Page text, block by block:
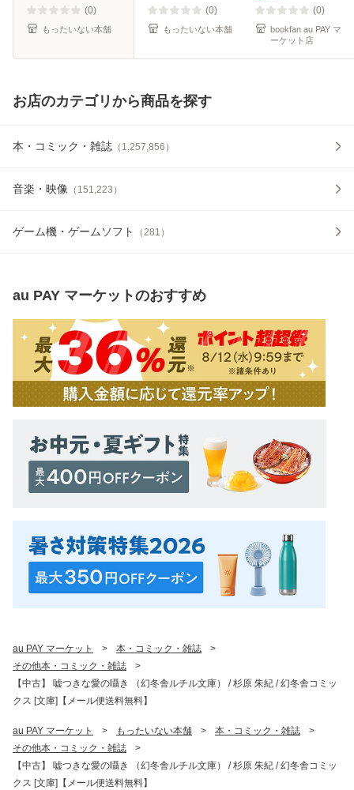
料】
(0)
もったいない本舗
(0)
もったいない本舗
(0)
bookfan au PAY マ
ーケット店
お店のカテゴリから商品を探す
本・コミック・雑誌 （ 1,257,856 ）
音楽・映像 （ 151,223 ）
ゲーム機・ゲームソフト （281 ）
au PAY マーケットのおすすめ
au PAY マーケット > 本・コミック・雑誌
>
その他本・コミック・雑誌
>
【中古】 嘘つきな愛の囁き （幻冬舎ルチル文庫） / 杉原 朱紀 / 幻冬舎コミッ
クス [文庫]【メール便送料無料】
au PAY マーケット > もったいない本舗 > 本・コミック・雑誌
>
その他本・コミック・雑誌
>
【中古】 嘘つきな愛の囁き （幻冬舎ルチル文庫） / 杉原 朱紀 / 幻冬舎コミッ
クス [文庫]【メール便送料無料】